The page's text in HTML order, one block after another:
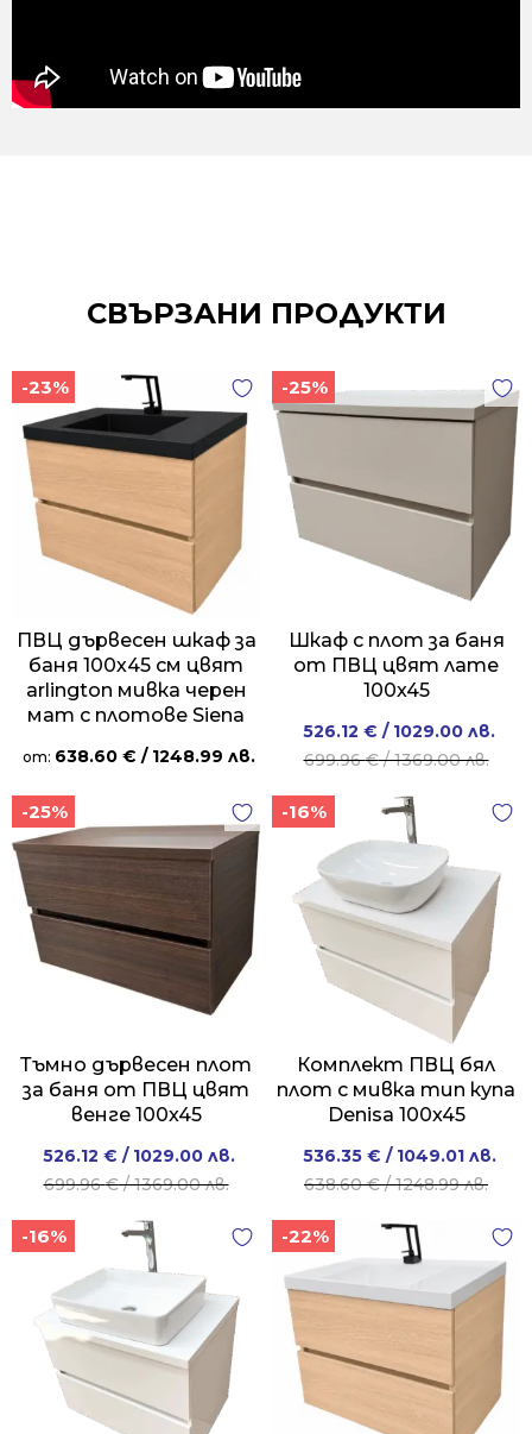
СВЪРЗАНИ ПРОДУКТИ
-23%
ПВЦ дървесен шкаф за
баня 100х45 см цвят
arlington мивка черен
мат с плотове Siena
от: 638.60 € / 1248.99 лв.
-25%
Шкаф с плот за баня
от ПВЦ цвят лате
100x45
699.96€/ 1369.00 лв.
Original
price
699.96 €
/
1369.00 лв..
526.12 € / 1029.00 лв.
Current
price
526.12 €
/
1029.00 лв..
-25%
Тъмно дървесен плот
за баня от ПВЦ цвят
венге 100x45
699.96€/ 1369.00 лв.
Original
price
699.96 €
/
1369.00 лв..
526.12 € / 1029.00 лв.
Current
price
526.12 €
/
1029.00 лв..
-16%
Комплект ПВЦ бял
плот с мивка тип купа
Denisa 100x45
638.60€/ 1248.99 лв.
Original
price
638.60 €
1248.99 лв..
536.35 € / 1049.01 лв.
Current
price
536.35 €
1049.01 лв..
-16% -22%